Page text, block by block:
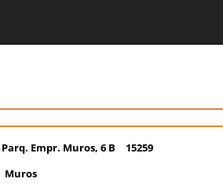
Parq. Empr. Muros, 6 B 15259
Muros